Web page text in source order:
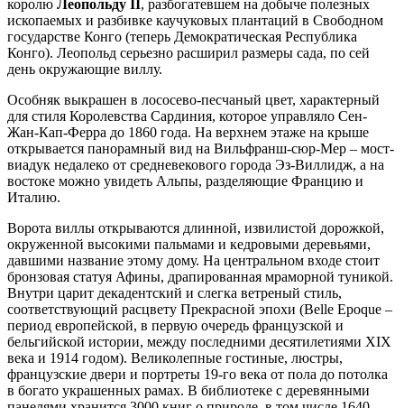
королю Леопольду II, разбогатевшем на добыче полезных
ископаемых и разбивке каучуковых плантаций в Свободном
государстве Конго (теперь Демократическая Республика
Конго). Леопольд серьезно расширил размеры сада, по сей
день окружающие виллу.
Особняк выкрашен в лососево-песчаный цвет, характерный
для стиля Королевства Сардиния, которое управляло Сен-
Жан-Кап-Ферра до 1860 года. На верхнем этаже на крыше
открывается панорамный вид на Вильфранш-сюр-Мер – мост-
виадук недалеко от средневекового города Эз-Виллидж, а на
востоке можно увидеть Альпы, разделяющие Францию и
Италию.
Ворота виллы открываются длинной, извилистой дорожкой,
окруженной высокими пальмами и кедровыми деревьями,
давшими название этому дому. На центральном входе стоит
бронзовая статуя Афины, драпированная мраморной туникой.
Внутри царит декадентский и слегка ветреный стиль,
соответствующий расцвету Прекрасной эпохи (Belle Epoque –
период европейской, в первую очередь французской и
бельгийской истории, между последними десятилетиями XIX
века и 1914 годом). Великолепные гостиные, люстры,
французские двери и портреты 19-го века от пола до потолка
в богато украшенных рамах. В библиотеке с деревянными